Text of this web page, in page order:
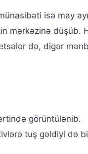
isə may
mərkəzinə düşüb.
də, digər
görüntülənib.
tuş gəldiyi də